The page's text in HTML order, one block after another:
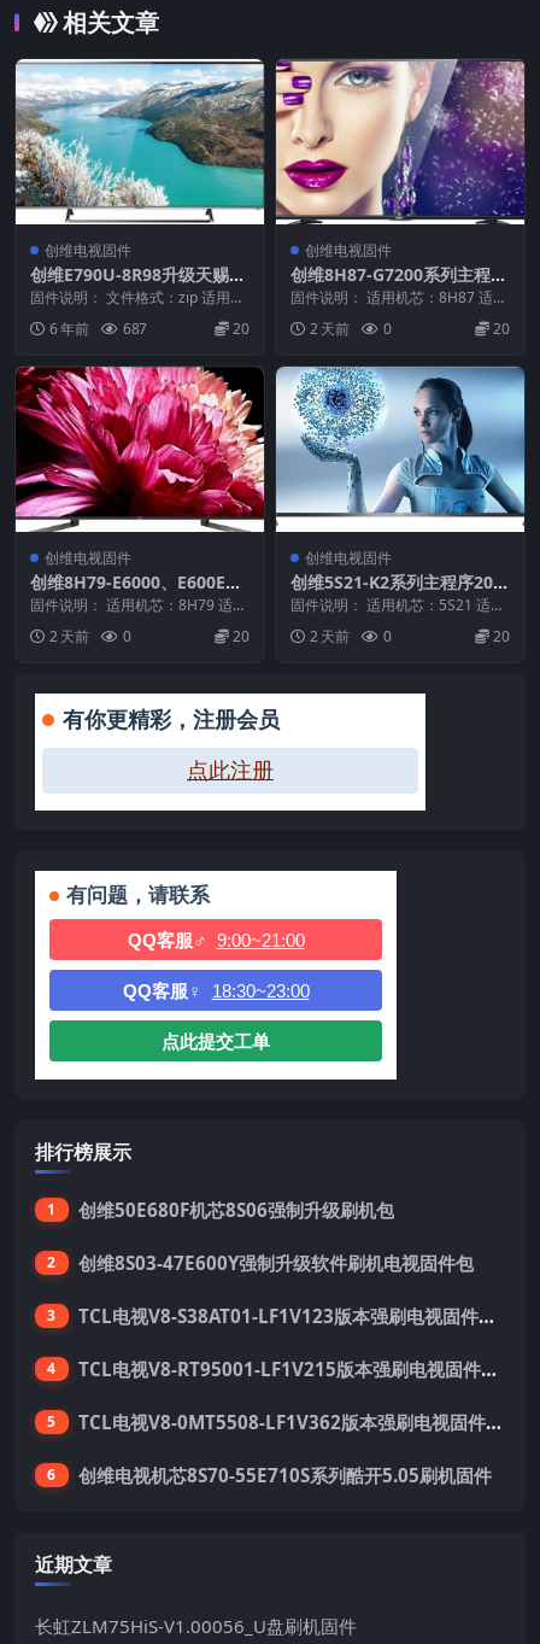
相关文章
创维电视固件
创维E790U-8R98升级天赐3.
2
固件说明： 文件格式：zip 适用机
芯：8R98 适用机型：E790U 本地
OT...6 年前 687 20
创维电视固件
创维8H87-G7200系列主程序
HDR版本20151221_U盘刷机
固件
固件说明： 适用机芯：8H87 适用
机型：G7200 固件大小：1484 M
刷...2 天前 0 20
创维电视固件
创维8H79-E6000、E600E、
M7系列主程序(8H79-M7-OT
A全量升级包)20180116_U盘
刷机固件
固件说明： 适用机芯：8H79 适用
机型：E6000、E600E、M7 固件
大小...2 天前 0 20
创维电视固件
创维5S21-K2系列主程序201
60523_U盘刷机固件
固件说明： 适用机芯：5S21 适用
机型：K2 固件大小：431 M 刷机
方法：...
2 天前 0 20
有你更精彩，注册会员
点此注册
有问题，请联系
QQ客服♂ 9:00~21:00
QQ客服♀ 18:30~23:00
点此提交工单
排行榜展示
1 创维50E680F机芯8S06强制升级刷机包
2 创维8S03-47E600Y强制升级软件刷机电视固件包
3 TCL电视V8-S38AT01-LF1V123版本强刷电视固件包下载
4 TCL电视V8-RT95001-LF1V215版本强刷电视固件包下载
5 TCL电视V8-0MT5508-LF1V362版本强刷电视固件包下载
6 创维电视机芯8S70-55E710S系列酷开5.05刷机固件
近期文章
长虹ZLM75HiS-V1.00056_U盘刷机固件